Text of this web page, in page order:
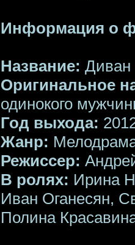
Информация о
Название: Диван
Оригинальное
одинокого
Год выхода:
Жанр:
Режиссер:
В ролях: Ирина
Иван Оганесян,
Полина